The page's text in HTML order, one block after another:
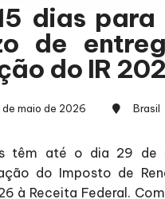
dias
de
do IR
de maio de 2026
Brasil
têm até o dia 29 de
do Imposto de
à Receita Federal.